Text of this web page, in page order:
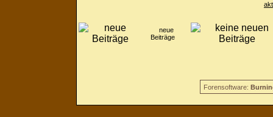
neue
Beiträge
Forensoftware: